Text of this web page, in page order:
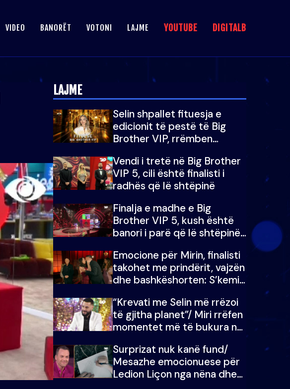
VIDEO BANORËT VOTONI LAJME YOUTUBE DIGITALB
LAJME
Selin shpallet fituesja e
edicionit të pestë të Big
Brother VIP, rrëmben
mijë eurosh
Vendi i tretë në Big Brother
VIP 5, cili është finalisti i
radhës që lë shtëpinë
Finalja e madhe e Big
Brother VIP 5, kush është
banori i parë që lë shtëpinë
fituar çmimin e madh
Emocione për Mirin, finalisti
takohet me prindërit, vajzën
dhe bashkëshorten: S’kemi
“Krevati me Selin më rrëzoi
të gjitha planet”/ Miri rrëfen
momentet më të bukura në
mungojë zilja e mëngjesit
kur…
Surprizat nuk kanë fund/
Mesazhe emocionuese për
Ledion Liçon nga nëna dhe